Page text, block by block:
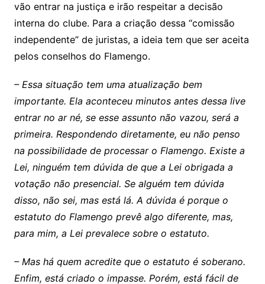
vão entrar na justiça e irão respeitar a decisão
interna do clube. Para a criação dessa “comissão
independente” de juristas, a ideia tem que ser aceita
pelos conselhos do Flamengo.
– Essa situação tem uma atualização bem
importante. Ela aconteceu minutos antes dessa live
entrar no ar né, se esse assunto não vazou, será a
primeira. Respondendo diretamente, eu não penso
na possibilidade de processar o Flamengo. Existe a
Lei, ninguém tem dúvida de que a Lei obrigada a
votação não presencial. Se alguém tem dúvida
disso, não sei, mas está lá. A dúvida é porque o
estatuto do Flamengo prevê algo diferente, mas,
para mim, a Lei prevalece sobre o estatuto.
– Mas há quem acredite que o estatuto é soberano.
Enfim, está criado o impasse. Porém, está fácil de